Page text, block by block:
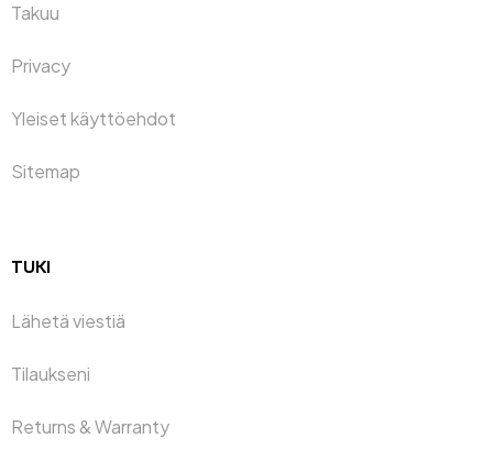
Takuu
Privacy
Yleiset käyttöehdot
Sitemap
TUKI
Lähetä viestiä
Tilaukseni
Returns & Warranty